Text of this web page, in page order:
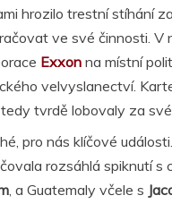
hrozilo trestní stíhání
ve své činnosti. V
Exxon na místní
velvyslanectví.
tvrdě lobovaly za
pro nás klíčové
rozsáhlá spiknutí s
, a Guatemaly včele s